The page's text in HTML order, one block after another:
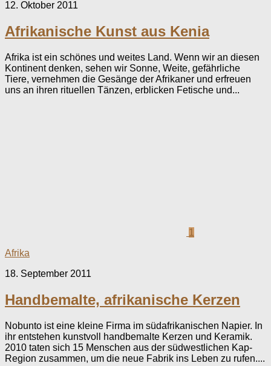
12. Oktober 2011
Afrikanische Kunst aus Kenia
Afrika ist ein schönes und weites Land. Wenn wir an diesen
Kontinent denken, sehen wir Sonne, Weite, gefährliche
Tiere, vernehmen die Gesänge der Afrikaner und erfreuen
uns an ihren rituellen Tänzen, erblicken Fetische und...
1
Afrika
18. September 2011
Handbemalte, afrikanische Kerzen
Nobunto ist eine kleine Firma im südafrikanischen Napier. In
ihr entstehen kunstvoll handbemalte Kerzen und Keramik.
2010 taten sich 15 Menschen aus der südwestlichen Kap-
Region zusammen, um die neue Fabrik ins Leben zu rufen....